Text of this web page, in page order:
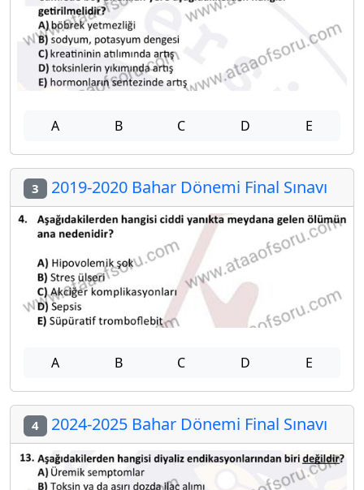
A B C D E
3 2019-2020 Bahar Dönemi Final Sınavı
A B C D E
4 2024-2025 Bahar Dönemi Final Sınavı